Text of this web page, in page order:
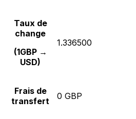
Taux de
change
(1GBP →
USD)
1.336500
Frais de
transfert
0 GBP